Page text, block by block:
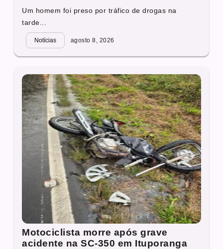
Um homem foi preso por tráfico de drogas na
tarde...
Notícias agosto 8, 2026
Motociclista morre após grave
acidente na SC-350 em Ituporanga